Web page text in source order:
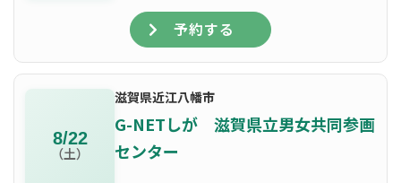
予約する
8/22
（土）
滋賀県近江八幡市
G-NETしが 滋賀県立男女共同参画
センター